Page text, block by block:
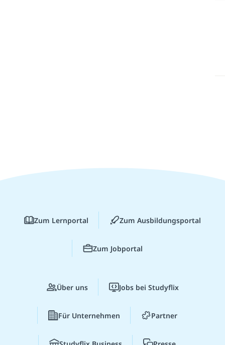
Zum Lernportal Zum Ausbildungsportal
Zum Jobportal
Über uns Jobs bei Studyflix
Für Unternehmen Partner